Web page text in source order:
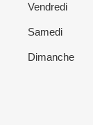
Vendredi
Samedi
Dimanche